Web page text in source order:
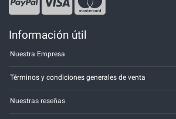
Información útil
Nuestra Empresa
Términos y condiciones generales de venta
Nuestras reseñas